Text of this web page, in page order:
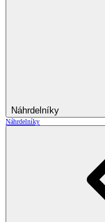
Náhrdelníky
Náhrdelníky